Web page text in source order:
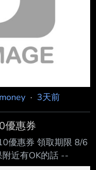
· 3天前
優惠券
優惠券 領取期限 8/6
近有OK的話 --